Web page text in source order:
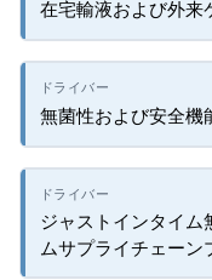
在宅輸液および外来
無菌性および安全機
ジャストインタイム
ムサプライチェーン